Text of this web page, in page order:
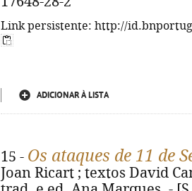
Link persistente: http://
ADICIONAR À LISTA
15 - Os ataques de 11 de
Joan Ricart ; textos David